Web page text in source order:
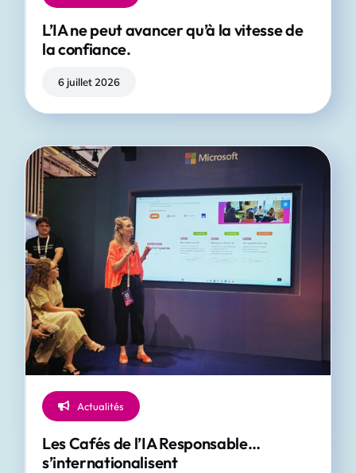
L’IA ne peut avancer qu’à la vitesse de
la confiance.
6 juillet 2026
Actualités
Les Cafés de l’IA Responsable…
s’internationalisent